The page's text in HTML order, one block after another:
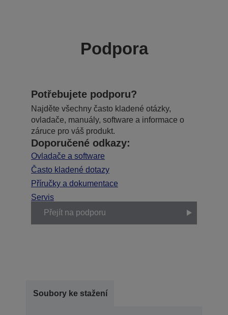
Podpora
Potřebujete podporu?
Najděte všechny často kladené otázky,
ovladače, manuály, software a informace o
záruce pro váš produkt.
Doporučené odkazy:
Ovladače a software
Často kladené dotazy
Příručky a dokumentace
Servis
Přejít na podporu
Soubory ke stažení